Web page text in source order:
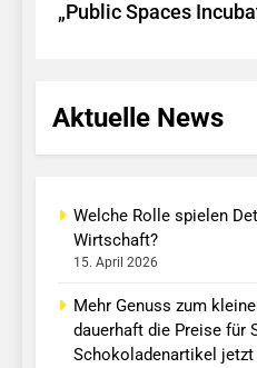
„Public Spaces
Aktuelle News
Welche Rolle spielen
Wirtschaft?
15. April 2026
Mehr Genuss zum
dauerhaft die Preise für
Schokoladenartikel jetzt